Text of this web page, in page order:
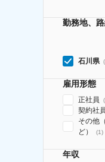
勤務地、
石川県 (
雇用形態
正社員 (
契約社
その他
ど）
(1)
年収